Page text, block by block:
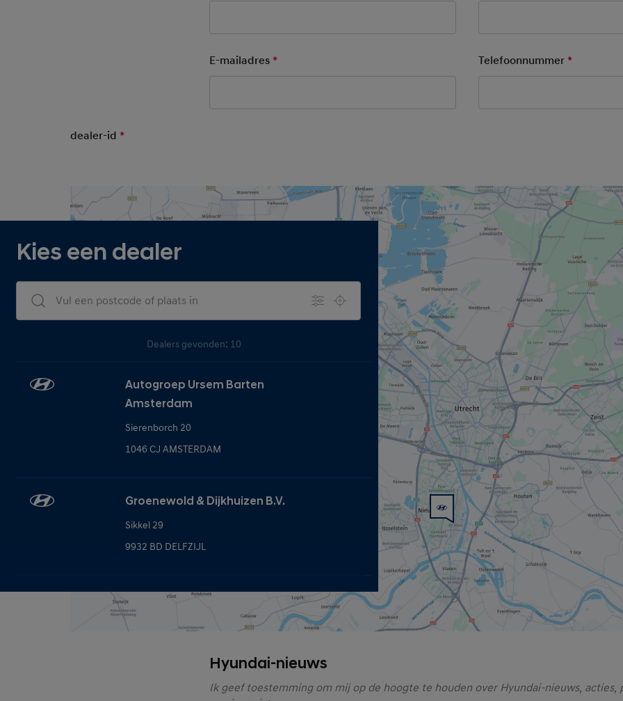
E-mailadres* Telefoonnummer*
dealer-id *Mandatory Field
Kies een dealer
Dealers Search
Dealers gevonden: 10
Autogroep Ursem Barten
Amsterdam
Sierenborch 20
1046 CJ AMSTERDAM
Groenewold & Dijkhuizen B.V.
Sikkel 29
9932 BD DELFZIJL
H-Point Dordrecht
Mijlweg 31
Herwers Hyundai Arnhem
Hyundai-nieuws
Ik geef toestemming om mij op de hoogte te houden over Hyundai-nieuws, acties,